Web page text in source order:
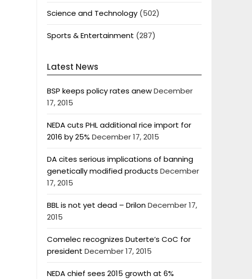
Science and Technology(502)
Sports & Entertainment (287)
Latest News
BSP keeps policy rates anewDecember
17, 2015
NEDA cuts PHL additional rice import for
2016 by 25% December 17, 2015
DA cites serious implications of banning
genetically modified products December
17, 2015
BBL is not yet dead – DrilonDecember 17,
2015
Comelec recognizes Duterte’s CoC for
president December 17, 2015
NEDA chief sees 2015 growth at 6%